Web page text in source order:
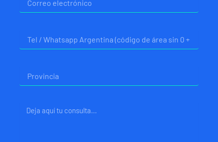
electrónico
Mensaje